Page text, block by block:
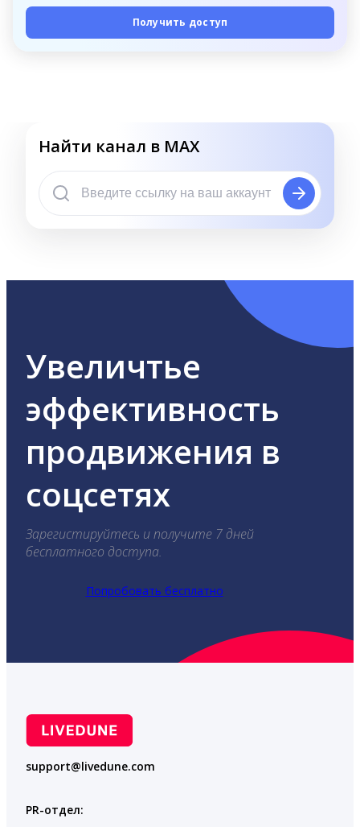
Получить доступ
Найти канал в MAX
Увеличтье
эффективность
продвижения в
соцсетях
Зарегистируйтесь и получите 7 дней
бесплатного доступа.
Попробовать бесплатно
support@livedune.com
PR-отдел: